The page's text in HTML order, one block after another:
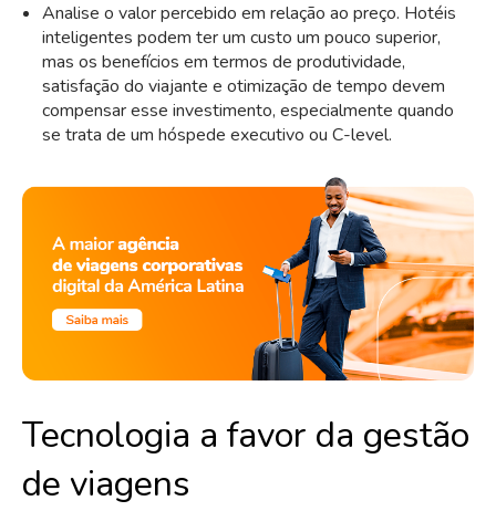
Analise o valor percebido em relação ao preço. Hotéis
inteligentes podem ter um custo um pouco superior,
mas os benefícios em termos de produtividade,
satisfação do viajante e otimização de tempo devem
compensar esse investimento, especialmente quando
se trata de um hóspede executivo ou C-level.
Tecnologia a favor da gestão
de viagens